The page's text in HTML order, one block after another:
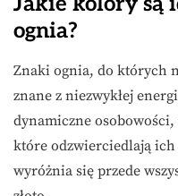
ognia?
Znaki ognia, do których
znane z niezwykłej
dynamiczne
które odzwierciedlają
wyróżnia się przede